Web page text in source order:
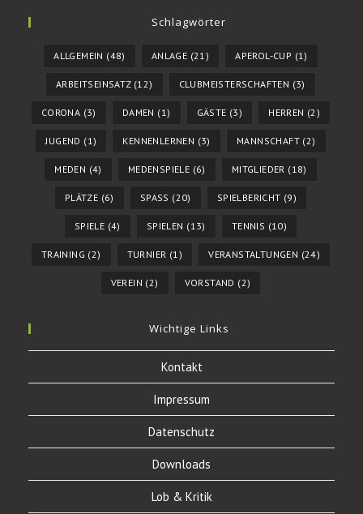
Schlagwörter
ALLGEMEIN (48) ANLAGE (21) APEROL-CUP (1)
ARBEITSEINSATZ(12) CLUBMEISTERSCHAFTEN (3)
CORONA (3) DAMEN (1) GÄSTE (3) HERREN (2)
JUGEND (1) KENNENLERNEN (3) MANNSCHAFT(2)
MEDEN (4) MEDENSPIELE (6) MITGLIEDER (18)
PLÄTZE (6) SPASS (20) SPIELBERICHT (9)
SPIELE (4) SPIELEN (13) TENNIS (10)
TRAINING (2) TURNIER (1) VERANSTALTUNGEN (24)
VEREIN (2) VORSTAND (2)
Wichtige Links
Kontakt
Impressum
Datenschutz
Downloads
Lob & Kritik